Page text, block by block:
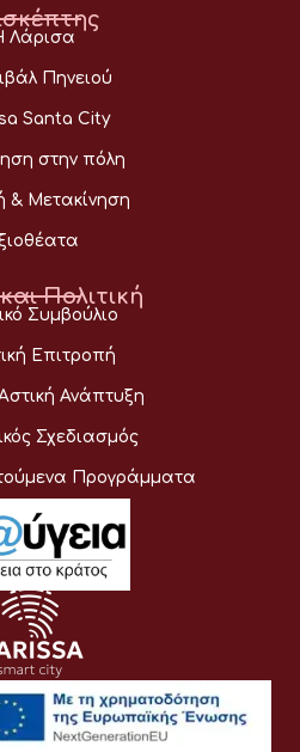
Λάρισα
Πηνειού
Santa City
στην πόλη
& Μετακίνηση
Πολιτική
Συμβούλιο
Επιτροπή
Ανάπτυξη
Σχεδιασμός
Προγράμματα